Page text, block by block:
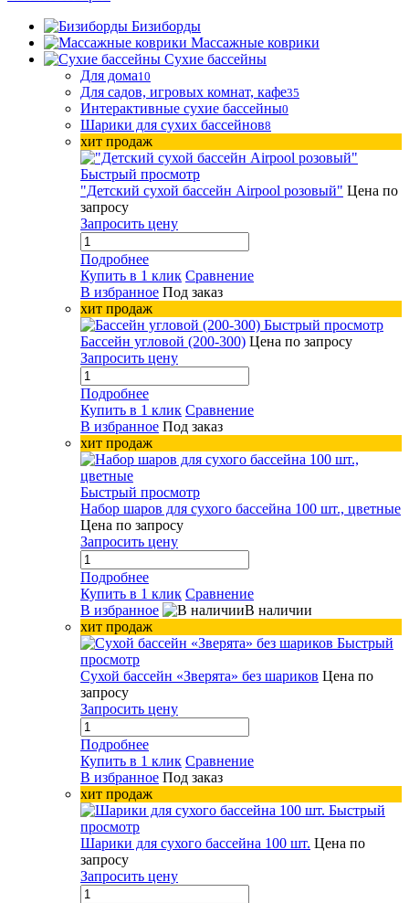
Бизиборды
Массажные коврики
Сухие бассейны
Для дома10
Для садов, игровых комнат, кафе35
Интерактивные сухие бассейны0
Шарики для сухих бассейнов8
хит продаж
Быстрый просмотр
"Детский сухой бассейн Airpool розовый" Цена по
запросу
Запросить цену
Подробнее
Купить в 1 клик Сравнение
В избранное Под заказ
хит продаж
Быстрый просмотр
Бассейн угловой (200-300) Цена по запросу
Запросить цену
Подробнее
Купить в 1 клик Сравнение
В избранное Под заказ
хит продаж
Быстрый просмотр
Набор шаров для сухого бассейна 100 шт., цветные
Цена по запросу
Запросить цену
Подробнее
Купить в 1 клик Сравнение
В избранное
В наличии
хит продаж
Быстрый
просмотр
Сухой бассейн «Зверята» без шариков Цена по
запросу
Запросить цену
Подробнее
Купить в 1 клик Сравнение
В избранное Под заказ
хит продаж
Быстрый
просмотр
Шарики для сухого бассейна 100 шт. Цена по
запросу
Запросить цену